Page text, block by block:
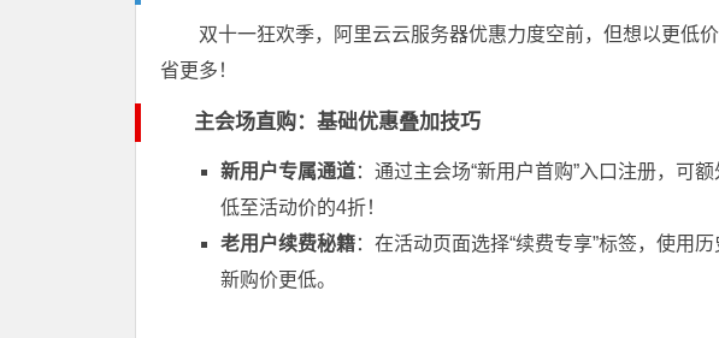
双十一狂欢季，阿里云云服务器优惠力度空前，但想以更低
省更多！
主会场直购：基础优惠叠加技巧
新用户专属通道：通过主会场“新用户首购”入口注册，可
低至活动价的4折！
老用户续费秘籍：在活动页面选择“续费专享”标签，使用
新购价更低。